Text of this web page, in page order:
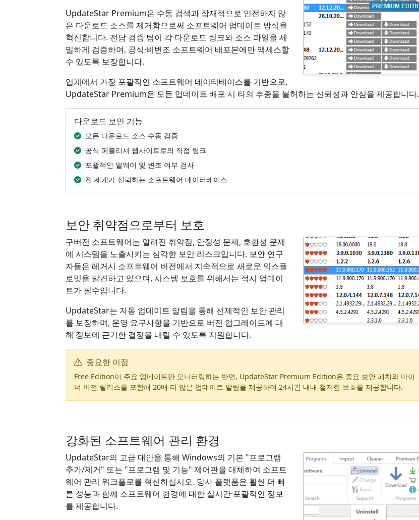
UpdateStar Premium은 수동 검색과 잠재적으로 안전하지 않
은 다운로드 소스를 제거함으로써 소프트웨어 업데이트 방식을
혁신합니다. 전담 검증 팀이 각 다운로드 링크와 소스 파일을 세
밀하게 검증하여, 공식·비변조 소프트웨어 배포본에만 액세스할
수 있도록 보장합니다.
업계에서 가장 포괄적인 소프트웨어 데이터베이스를 기반으로,
UpdateStar Premium은 모든 업데이트 배포 시 타의 추종을 불허하는 신뢰성과 안심을 제공합니다.
다운로드 보안 기능
모든 다운로드 소스 수동 검증
공식 퍼블리셔 웹사이트로의 직접 링크
포괄적인 멀웨어 및 변조 여부 검사
전 세계가 신뢰하는 소프트웨어 데이터베이스
보안 취약점으로부터 보호
구버전 소프트웨어는 알려진 취약점, 안정성 문제, 호환성 문제
에 시스템을 노출시키는 심각한 보안 리스크입니다. 보안 연구
자들은 레거시 소프트웨어 버전에서 지속적으로 새로운 익스플
로잇을 발견하고 있으며, 시스템 보호를 위해서는 적시 업데이
트가 필수입니다.
UpdateStar는 자동 업데이트 알림을 통해 선제적인 보안 관리
를 보장하며, 운영 요구사항을 기반으로 버전 업그레이드에 대
해 정보에 근거한 결정을 내릴 수 있도록 지원합니다.
중요한 이점
Free Edition이 주요 업데이트만 모니터링하는 반면, UpdateStar Premium Edition은 중요 보안 패치와 마이
너 버전 릴리스를 포함해 20배 더 많은 업데이트 알림을 제공하여 24시간 내내 철저한 보호를 제공합니다.
강화된 소프트웨어 관리 환경
UpdateStar의 고급 대안을 통해 Windows의 기본 "프로그램
추가/제거" 또는 "프로그램 및 기능" 제어판을 대체하여 소프트
웨어 관리 워크플로를 혁신하십시오. 당사 플랫폼은 훨씬 더 빠
른 성능과 함께 소프트웨어 환경에 대한 실시간·포괄적인 정보
를 제공합니다.